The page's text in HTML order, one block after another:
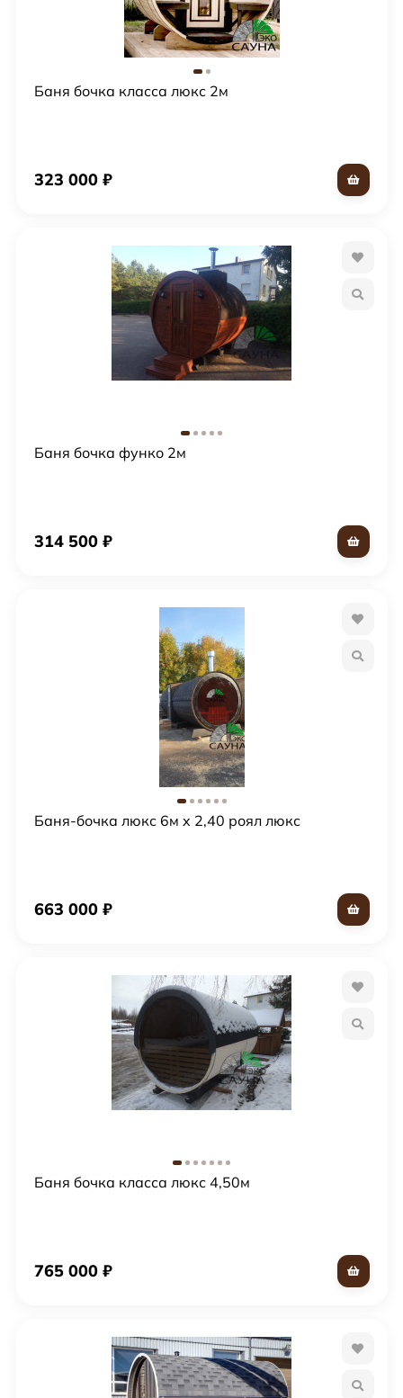
Баня бочка класса люкс 2м
323 000 ₽
Баня бочка функо 2м
314 500 ₽
Баня-бочка люкс 6м x 2,40 роял люкс
663 000 ₽
Баня бочка класса люкс 4,50м
765 000 ₽